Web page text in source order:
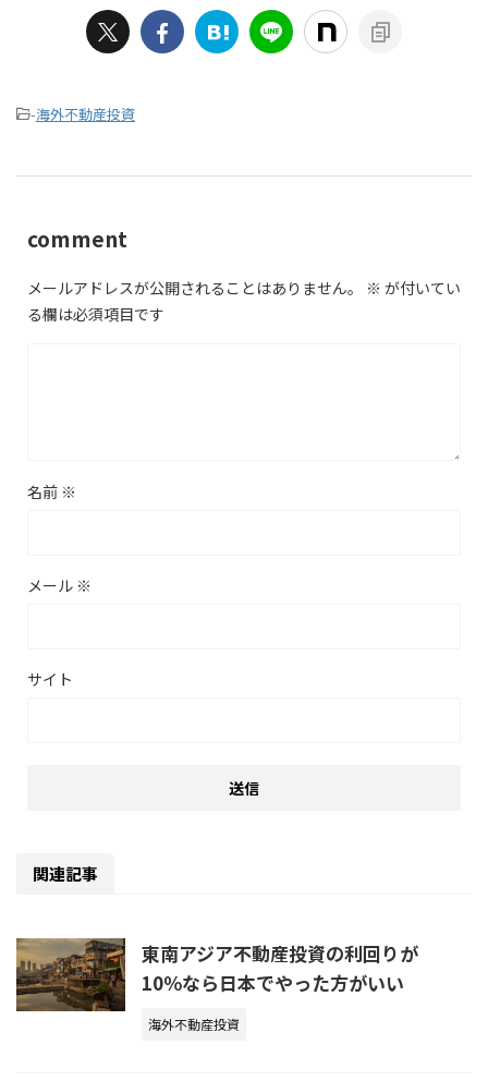
-海外不動産投資
comment
メールアドレスが公開されることはありません。 ※ が付いてい
る欄は必須項目です
名前 ※
メール ※
サイト
関連記事
東南アジア不動産投資の利回りが
10％なら日本でやった方がいい
海外不動産投資